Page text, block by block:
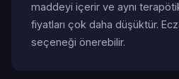
maddeyi içerir ve aynı
fiyatları çok daha düşüktür.
seçeneği önerebilir.